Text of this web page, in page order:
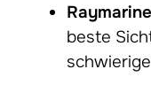
beste